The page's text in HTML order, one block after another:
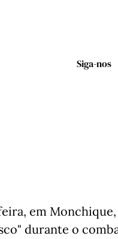
Siga-nos
em
durante o